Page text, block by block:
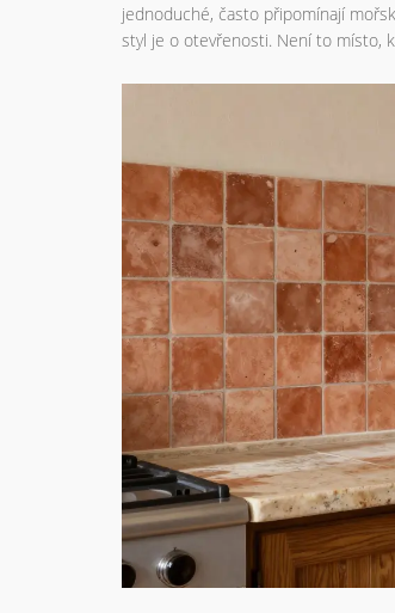
jednoduché, často připomínají
styl je o otevřenosti. Není to místo,